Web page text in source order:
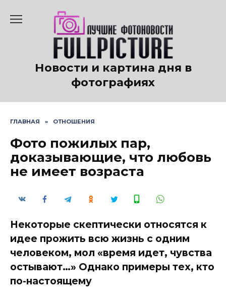
содержанию
Новости и картина дня в
фотографиях
ГЛАВНАЯ » ОТНОШЕНИЯ
Фото пожилых пар,
доказывающие, что любовь
не имеет возраста
Некоторые скептически относятся к
идее прожить всю жизнь с одним
человеком, мол «время идет, чувства
остывают…» Однако примеры тех, кто
по-настоящему